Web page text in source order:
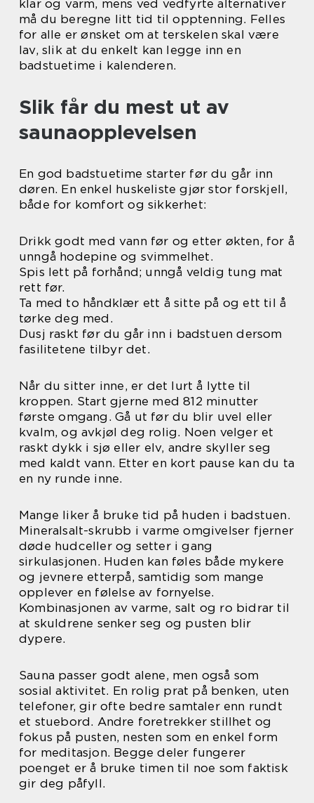
klar og varm, mens ved vedfyrte alternativer
må du beregne litt tid til opptenning. Felles
for alle er ønsket om at terskelen skal være
lav, slik at du enkelt kan legge inn en
badstuetime i kalenderen.
Slik får du mest ut av
saunaopplevelsen
En god badstuetime starter før du går inn
døren. En enkel huskeliste gjør stor forskjell,
både for komfort og sikkerhet:
Drikk godt med vann før og etter økten, for å
unngå hodepine og svimmelhet.
Spis lett på forhånd; unngå veldig tung mat
rett før.
Ta med to håndklær ett å sitte på og ett til å
tørke deg med.
Dusj raskt før du går inn i badstuen dersom
fasilitetene tilbyr det.
Når du sitter inne, er det lurt å lytte til
kroppen. Start gjerne med 812 minutter
første omgang. Gå ut før du blir uvel eller
kvalm, og avkjøl deg rolig. Noen velger et
raskt dykk i sjø eller elv, andre skyller seg
med kaldt vann. Etter en kort pause kan du ta
en ny runde inne.
Mange liker å bruke tid på huden i badstuen.
Mineralsalt-skrubb i varme omgivelser fjerner
døde hudceller og setter i gang
sirkulasjonen. Huden kan føles både mykere
og jevnere etterpå, samtidig som mange
opplever en følelse av fornyelse.
Kombinasjonen av varme, salt og ro bidrar til
at skuldrene senker seg og pusten blir
dypere.
Sauna passer godt alene, men også som
sosial aktivitet. En rolig prat på benken, uten
telefoner, gir ofte bedre samtaler enn rundt
et stuebord. Andre foretrekker stillhet og
fokus på pusten, nesten som en enkel form
for meditasjon. Begge deler fungerer
poenget er å bruke timen til noe som faktisk
gir deg påfyll.